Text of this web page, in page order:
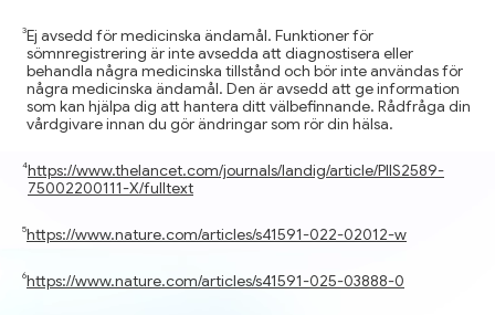
Ej avsedd för medicinska ändamål. Funktioner för
sömnregistrering är inte avsedda att diagnostisera eller
behandla några medicinska tillstånd och bör inte användas för
några medicinska ändamål. Den är avsedd att ge information
som kan hjälpa dig att hantera ditt välbefinnande. Rådfråga din
vårdgivare innan du gör ändringar som rör din hälsa.
https://www.thelancet.com/journals/landig/article/PIIS2589-
75002200111-X/fulltext
https://www.nature.com/articles/s41591-022-02012-w
https://www.nature.com/articles/s41591-025-03888-0